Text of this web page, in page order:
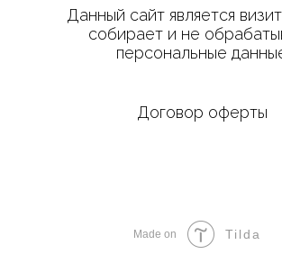
Данный сайт является
собирает и не
персональные
Договор оферты
Made on Tilda